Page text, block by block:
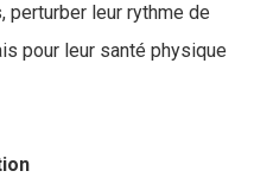
perturber leur rythme de
pour leur santé physique